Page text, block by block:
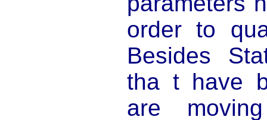
order to
Besides
tha t have
are